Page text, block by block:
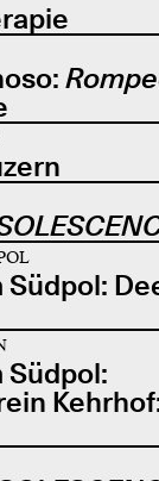
Südpol:
Südpol: